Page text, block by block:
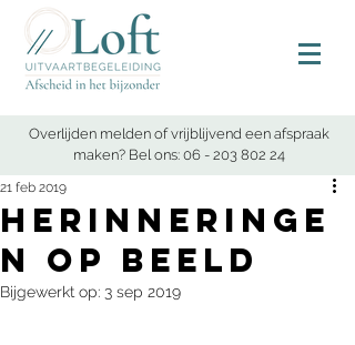
Overlijden melden of vrijblijvend een afspraak
maken? Bel ons: 06 - 203 802 24
Herinneringe
n op beeld
21 feb 2019
Bijgewerkt op: 3 sep 2019